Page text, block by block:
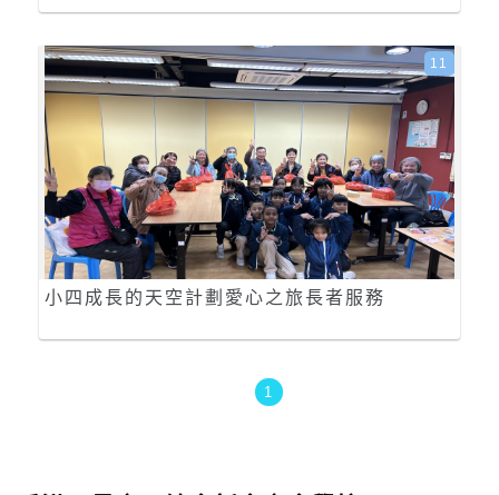
小四成長的天空計劃愛心之旅長者服務
11
1